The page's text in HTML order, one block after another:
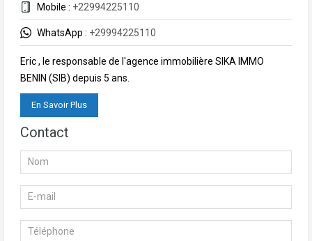
Mobile : +22994225110
WhatsApp : +29994225110
Eric , le responsable de l'agence immobilière SIKA IMMO
BENIN (SIB) depuis 5 ans.
En Savoir Plus
Contact